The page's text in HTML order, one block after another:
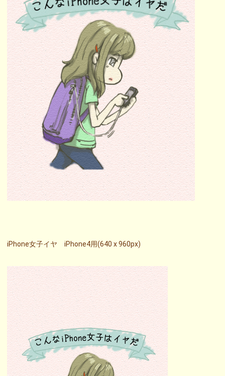
iPhone女子イヤ iPhone4用(640 x 960px)